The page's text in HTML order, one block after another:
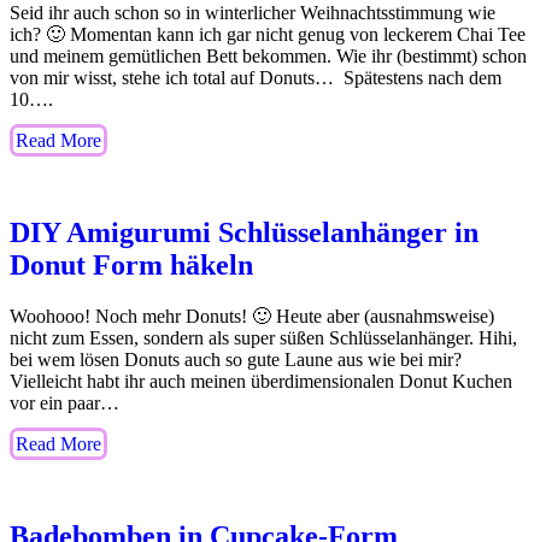
Seid ihr auch schon so in winterlicher Weihnachtsstimmung wie
ich? 🙂 Momentan kann ich gar nicht genug von leckerem Chai Tee
und meinem gemütlichen Bett bekommen. Wie ihr (bestimmt) schon
von mir wisst, stehe ich total auf Donuts… Spätestens nach dem
10….
Read More
DIY Amigurumi Schlüsselanhänger in
Donut Form häkeln
Woohooo! Noch mehr Donuts! 🙂 Heute aber (ausnahmsweise)
nicht zum Essen, sondern als super süßen Schlüsselanhänger. Hihi,
bei wem lösen Donuts auch so gute Laune aus wie bei mir?
Vielleicht habt ihr auch meinen überdimensionalen Donut Kuchen
vor ein paar…
Read More
Badebomben in Cupcake-Form